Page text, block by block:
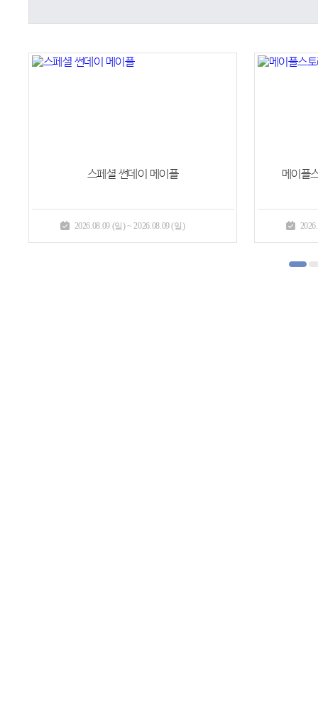
[사냥 이벤트]
상인단의 물자 지원 II
2026.07.23 (목) ~ 2026.08.19 (수)